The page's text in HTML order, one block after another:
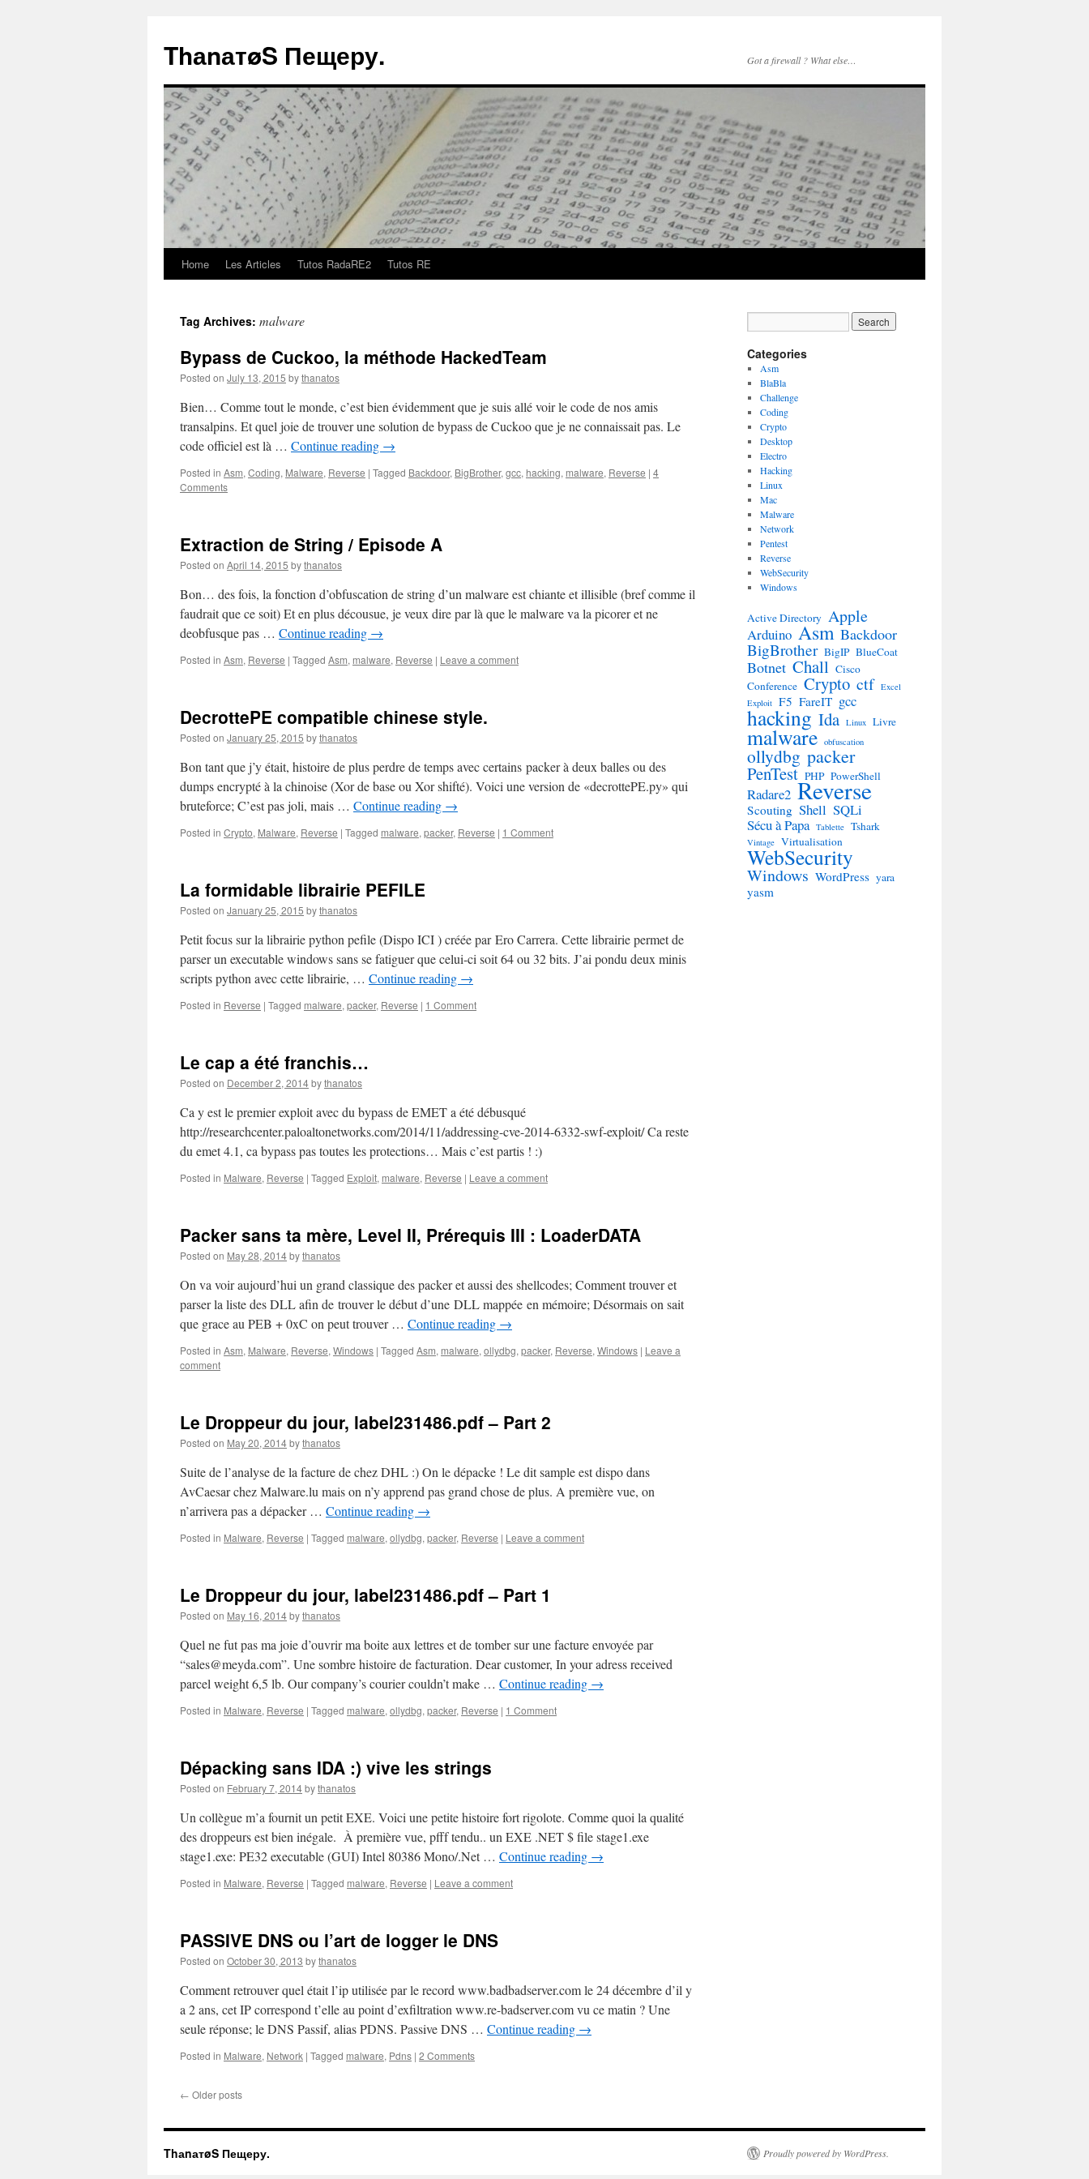
ThаnатøS Пещеру. Got a firewall ? What else…
Skip
content
Home Les Articles Tutos RadaRE2 Tutos RE
Tag Archives: malware
Bypass de Cuckoo, la méthode HackedTeam
Posted on July 13, 2015 bythanatos
Bien… Comme tout le monde, c’est bien évidemment que je suis allé voir le code de nos amis
transalpins. Et quel joie de trouver une solution de bypass de Cuckoo que je ne connaissait pas. Le
code officiel est là … Continue reading →
Posted in Asm, Coding, Malware, Reverse | Tagged Backdoor, BigBrother, gcc, hacking, malware, Reverse | 4
Comments
Extraction de String / Episode A
Posted on April 14, 2015 bythanatos
Bon… des fois, la fonction d’obfuscation de string d’un malware est chiante et illisible (bref comme il
faudrait que ce soit) Et en plus décousue, je veux dire par là que le malware va la picorer et ne
deobfusque pas … Continue reading →
Posted in Asm, Reverse | Tagged Asm, malware, Reverse | Leave a comment
DecrottePE compatible chinese style.
Posted on January 25, 2015 bythanatos
Bon tant que j’y était, histoire de plus perdre de temps avec certains packer à deux balles ou des
dumps encrypté à la chinoise (Xor de base ou Xor shifté). Voici une version de «decrottePE.py» qui
bruteforce; C’est pas joli, mais … Continue reading →
Posted in Crypto, Malware, Reverse | Tagged malware, packer, Reverse | 1 Comment
La formidable librairie PEFILE
Posted on January 25, 2015 bythanatos
Petit focus sur la librairie python pefile (Dispo ICI ) créée par Ero Carrera. Cette librairie permet de
parser un executable windows sans se fatiguer que celui-ci soit 64 ou 32 bits. J’ai pondu deux minis
scripts python avec cette librairie, … Continue reading →
Posted in Reverse | Tagged malware, packer, Reverse | 1 Comment
Le cap a été franchis…
Posted on December 2, 2014bythanatos
Ca y est le premier exploit avec du bypass de EMET a été débusqué
http://researchcenter.paloaltonetworks.com/2014/11/addressing-cve-2014-6332-swf-exploit/ Ca reste
du emet 4.1, ca bypass pas toutes les protections… Mais c’est partis ! :)
Posted in Malware, Reverse | Tagged Exploit, malware, Reverse | Leave a comment
Packer sans ta mère, Level II, Prérequis III : LoaderDATA
Posted on May 28, 2014bythanatos
On va voir aujourd’hui un grand classique des packer et aussi des shellcodes; Comment trouver et
parser la liste des DLL afin de trouver le début d’une DLL mappée en mémoire; Désormais on sait
que grace au PEB + 0xC on peut trouver … Continue reading →
Posted in Asm, Malware, Reverse, Windows | Tagged Asm, malware, ollydbg, packer, Reverse, Windows | Leave a
comment
Le Droppeur du jour, label231486.pdf – Part 2
Posted on May 20, 2014bythanatos
Suite de l’analyse de la facture de chez DHL :) On le dépacke ! Le dit sample est dispo dans
AvCaesar chez Malware.lu mais on n’y apprend pas grand chose de plus. A première vue, on
n’arrivera pas a dépacker … Continue reading →
Posted in Malware, Reverse | Tagged malware, ollydbg, packer, Reverse | Leave a comment
Le Droppeur du jour, label231486.pdf – Part 1
Posted on May 16, 2014bythanatos
Quel ne fut pas ma joie d’ouvrir ma boite aux lettres et de tomber sur une facture envoyée par
“sales@meyda.com”. Une sombre histoire de facturation. Dear customer, In your adress received
parcel weight 6,5 lb. Our company’s courier couldn’t make … Continue reading →
Posted in Malware, Reverse | Tagged malware, ollydbg, packer, Reverse | 1 Comment
Dépacking sans IDA :) vive les strings
Posted on February 7, 2014bythanatos
Un collègue m’a fournit un petit EXE. Voici une petite histoire fort rigolote. Comme quoi la qualité
des droppeurs est bien inégale. À première vue, pfff tendu.. un EXE .NET $ file stage1.exe
stage1.exe: PE32 executable (GUI) Intel 80386 Mono/.Net … Continue reading →
Posted in Malware, Reverse | Tagged malware, Reverse | Leave a comment
PASSIVE DNS ou l’art de logger le DNS
Posted on October 30, 2013 bythanatos
Comment retrouver quel était l’ip utilisée par le record www.badbadserver.com le 24 décembre d’il y
a 2 ans, cet IP correspond t’elle au point d’exfiltration www.re-badserver.com vu ce matin ? Une
seule réponse; le DNS Passif, alias PDNS. Passive DNS … Continue reading →
Posted in Malware, Network | Tagged malware, Pdns | 2 Comments
← Older posts
Categories
Asm
BlaBla
Challenge
Coding
Crypto
Desktop
Electro
Hacking
Linux
Mac
Malware
Network
Pentest
Reverse
WebSecurity
Windows
Active Directory Apple
Arduino Asm Backdoor
BigBrother BigIP BlueCoat
Botnet Chall Cisco
Conference Crypto ctf Excel
Exploit F5 FareIT gcc
hacking Ida Linux Livre
malware obfuscation
ollydbg packer
PenTest PHP PowerShell
Radare2 Reverse
Scouting Shell SQLi
Sécu à Papa Tablette Tshark
Vintage Virtualisation
WebSecurity
Windows WordPress yara
yasm
ThаnатøS Пещеру. Proudly powered by WordPress.